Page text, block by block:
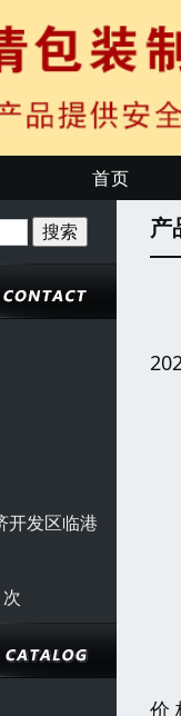
首页
开发区临港
产
价